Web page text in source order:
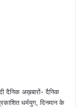
दैनिक अख़बारों- दैनिक
धर्मयुग, दिनमान के